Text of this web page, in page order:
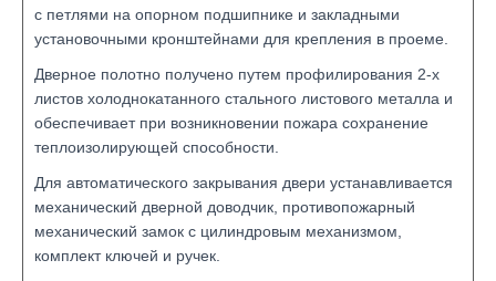
с петлями на опорном подшипнике и закладными
установочными кронштейнами для крепления в проеме.
Дверное полотно получено путем профилирования 2-х
листов холоднокатанного стального листового металла и
обеспечивает при возникновении пожара сохранение
теплоизолирующей способности.
Для автоматического закрывания двери устанавливается
механический дверной доводчик, противопожарный
механический замок с цилиндровым механизмом,
комплект ключей и ручек.